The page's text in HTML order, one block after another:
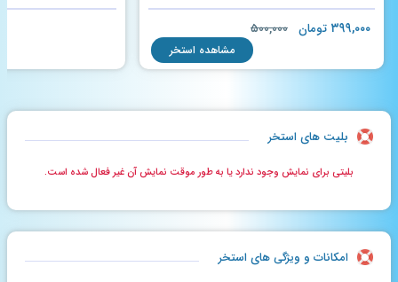
۳۹۹,۰۰۰تومان ۵۰۰,۰۰۰
مشاهده استخر
بلیت های استخر
بلیتی برای نمایش وجود ندارد یا به طور موقت نمایش آن غیر فعال شده است.
امکانات و ویژگی های استخر